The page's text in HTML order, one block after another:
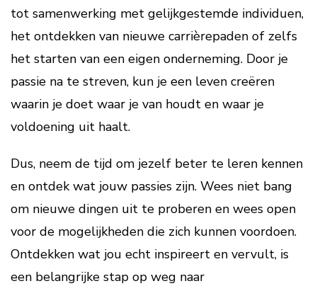
tot samenwerking met gelijkgestemde individuen,
het ontdekken van nieuwe carrièrepaden of zelfs
het starten van een eigen onderneming. Door je
passie na te streven, kun je een leven creëren
waarin je doet waar je van houdt en waar je
voldoening uit haalt.
Dus, neem de tijd om jezelf beter te leren kennen
en ontdek wat jouw passies zijn. Wees niet bang
om nieuwe dingen uit te proberen en wees open
voor de mogelijkheden die zich kunnen voordoen.
Ontdekken wat jou echt inspireert en vervult, is
een belangrijke stap op weg naar